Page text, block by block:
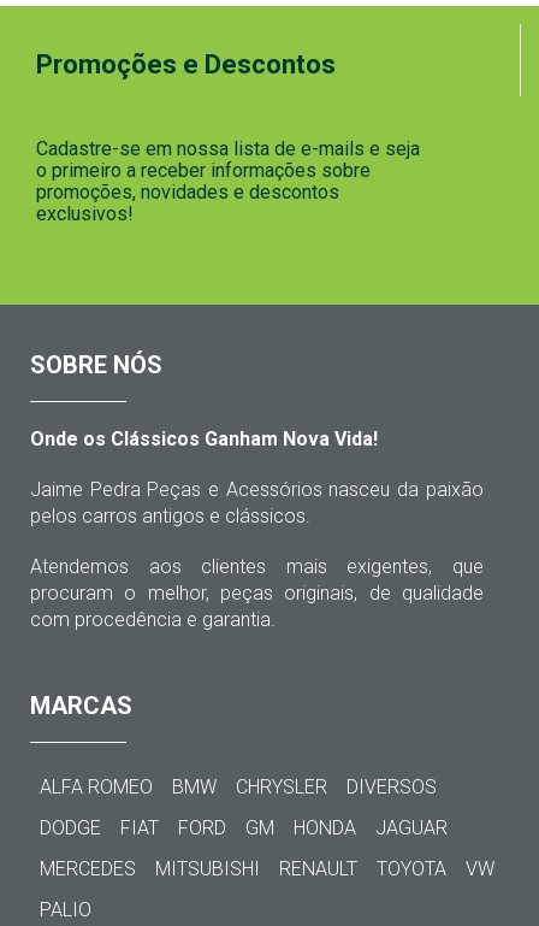
Promoções e Descontos
Cadastre-se em nossa lista de e-mails e seja
o primeiro a receber informações sobre
promoções, novidades e descontos
exclusivos!
SOBRE NÓS
Onde os Clássicos Ganham Nova Vida!
Jaime Pedra Peças e Acessórios nasceu da paixão
pelos carros antigos e clássicos.
Atendemos aos clientes mais exigentes, que
procuram o melhor, peças originais, de qualidade
com procedência e garantia.
MARCAS
ALFA ROMEO BMW CHRYSLER
DIVERSOS
DODGE
FIAT FORD GM HONDA
JAGUAR
MERCEDES
MITSUBISHI RENAULT TOYOTA
VW
PALIO